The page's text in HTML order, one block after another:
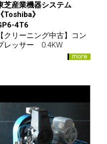
芝産業機器システム
《Toshiba》
4T6
【クリーニング中古】コン
レッサー 0.4KW